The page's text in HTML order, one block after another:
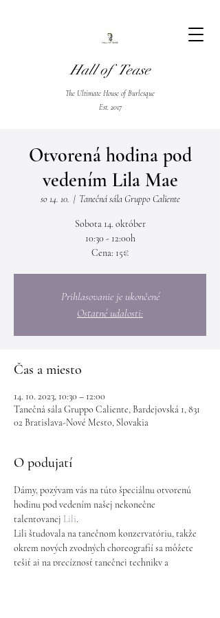
Hall of Tease
The Ultimate House of Burlesque
Est. 2017
Otvorená hodina pod
vedením Lila Mae
so 14. 10.
  |
Tanečná sála Gruppo Caliente
Sobota 14. október
10:30 - 12:00h
Cena: 15€
Prihlasovanie je ukončené
Ostatné udalosti:
Čas a miesto
14. 10. 2023, 10:30 – 12:00
Tanečná sála Gruppo Caliente, Bardejovská 1, 831
02 Bratislava-Nové Mesto, Slovakia
O podujatí
Dámy, pozývam vás na túto špeciálnu otvorenú
hodinu pod vedením našej nekonečne
talentovanej Lili.
Lili študovala na tanečnom konzervatóriu, takže
okrem nových zvodných choreografií sa môžete
tešiť aj na precíznosť tanečnej techniky a